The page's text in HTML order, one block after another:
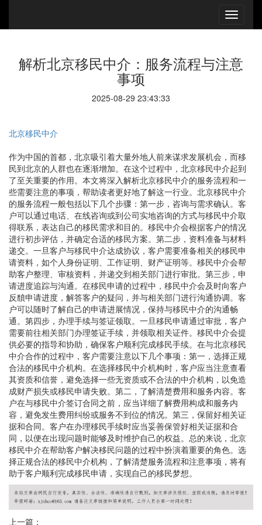
解析北京移民中介：服务流程与注意
事项
2025-08-29 23:43:33
北京移民中介
作为中国的首都，北京吸引着大量外地人前来谋求发展机会，而移
民到北京的人群也在逐渐增加。在这个过程中，北京移民中介起到
了至关重要的作用。本文将深入解析北京移民中介的服务流程和一
些需要注意的事项，帮助读者更好地了解这一行业。北京移民中介
的服务流程一般包括以下几个步骤：第一步，咨询与需求确认。客
户可以通过电话、在线咨询或到公司实地咨询的方式与移民中介取
得联系，表达自己的移民需求和目的。移民中介会根据客户的情况
进行初步评估，并确定合适的移民方案。第二步，资料准备与材料
递交。一旦客户与移民中介达成协议，客户需要准备相关的移民申
请资料，如个人身份证明、工作证明、财产证明等。移民中介会帮
助客户整理、审核资料，并递交到相关部门进行审批。第三步，申
请进度追踪与沟通。在移民申请的过程中，移民中介会及时向客户
反馩申请进度，解答客户的疑问，并与相关部门进行沟通协调。客
户可以随时了解自己的申请进展情况，保持与移民中介的沟通畅
通。第四步，办理手续与签证领取。一旦移民申请通过审批，客户
需要前往相关部门办理签证手续，并领取相关证件。移民中介会提
供必要的指导和协助，确保客户顺利完成移民手续。在与北京移民
中介合作的过程中，客户需要注意以下几个事项：第一，选择正规
合法的移民中介机构。在选择移民中介机构时，客户应当注意查看
其资质和信誉，避免选择一些无资质或不合法的中介机构，以免造
成财产损失或移民申请失败。第二，了解清楚费用和服务内容。客
户在与移民中介签订合同之前，应当详细了解费用构成和服务内
容，避免发生费用纠纷或服务不到位的情况。第三，保留好相关证
据和合同。客户在办理移民手续时应当妥善保管好相关证据和合
同，以便在出现问题时能够及时维护自己的权益。总的来说，北京
移民中介在帮助客户解决移民问题的过程中扮演着重要的角色。选
择正规合法的移民中介机构，了解清楚服务流程和注意事项，将有
助于客户顺利完成移民申请，实现自己的移民梦想。
上一篇：